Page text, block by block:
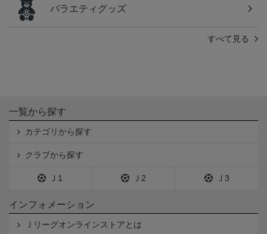
バラエティグッズ
すべて見る
一覧から探す
カテゴリから探す
クラブから探す
Ｊ1 Ｊ2 Ｊ3
インフォメーション
Ｊリーグオンラインストアとは